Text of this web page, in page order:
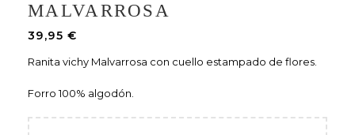
MALVARROSA
39,95€
Ranita vichy Malvarrosa con cuello estampado de flores.
Forro 100% algodón.